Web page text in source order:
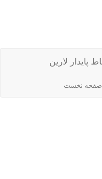
صفحه نخست